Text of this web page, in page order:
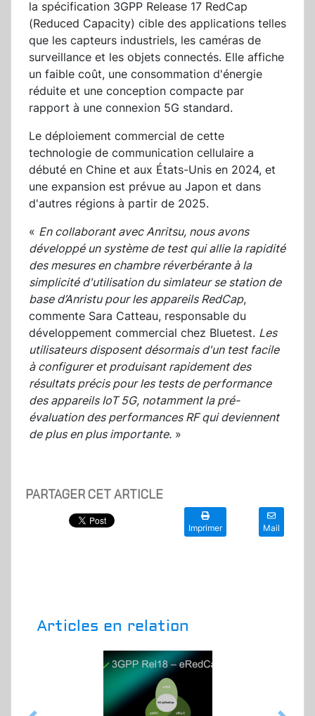
la spécification 3GPP Release 17 RedCap
(Reduced Capacity) cible des applications telles
que les capteurs industriels, les caméras de
surveillance et les objets connectés. Elle affiche
un faible coût, une consommation d'énergie
réduite et une conception compacte par
rapport à une connexion 5G standard.
Le déploiement commercial de cette
technologie de communication cellulaire a
débuté en Chine et aux États-Unis en 2024, et
une expansion est prévue au Japon et dans
d'autres régions à partir de 2025.
« En collaborant avec Anritsu, nous avons
développé un système de test qui allie la rapidité
des mesures en chambre réverbérante à la
simplicité d'utilisation du simlateur se station de
base d’Anristu pour les appareils RedCap,
commente Sara Catteau, responsable du
développement commercial chez Bluetest. Les
utilisateurs disposent désormais d'un test facile
à configurer et produisant rapidement des
résultats précis pour les tests de performance
des appareils IoT 5G, notamment la pré-
évaluation des performances RF qui deviennent
de plus en plus importante. »
PARTAGER CET ARTICLE
Imprimer Mail
Articles en relation